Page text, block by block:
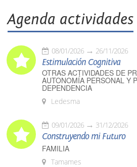
Agenda actividades
08/01/2026 26/11/2026
Estimulación Cognitiva
OTRAS ACTIVIDADES DE
AUTONOMÍA PERSONAL Y
DEPENDENCIA
Ledesma
09/01/2026 31/12/2026
Construyendo mi Futuro
FAMILIA
Tamames